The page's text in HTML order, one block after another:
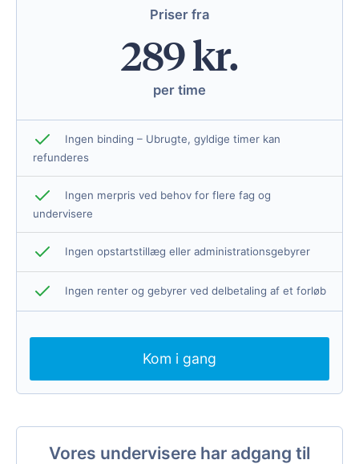
Priser fra
289 kr.
per time
Ingen binding – Ubrugte, gyldige timer kan
refunderes
Ingen merpris ved behov for flere fag og
undervisere
Ingen opstartstillæg eller administrationsgebyrer
Ingen renter og gebyrer ved delbetaling af et forløb
Kom i gang
Vores undervisere har adgang til